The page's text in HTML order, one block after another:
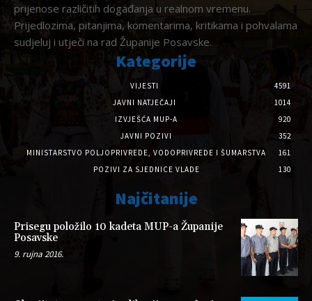
prijenose različitih događanja u realnom vremenu.
Prijedlozima, pitanjima, komentarima, kritikama i pohvalama
sudjeluj i utječi na rad Županije Posavske.
Kategorije
VIJESTI
4591
JAVNI NATJEČAJI
1014
IZVJEŠĆA MUP-A
920
JAVNI POZIVI
352
MINISTARSTVO POLJOPRIVREDE, VODOPRIVREDE I ŠUMARSTVA
161
POZIVI ZA SJEDNICE VLADE
130
Najčitanije
Prisegu položilo 10 kadeta MUP-a Županije
Posavske
9. rujna 2016.